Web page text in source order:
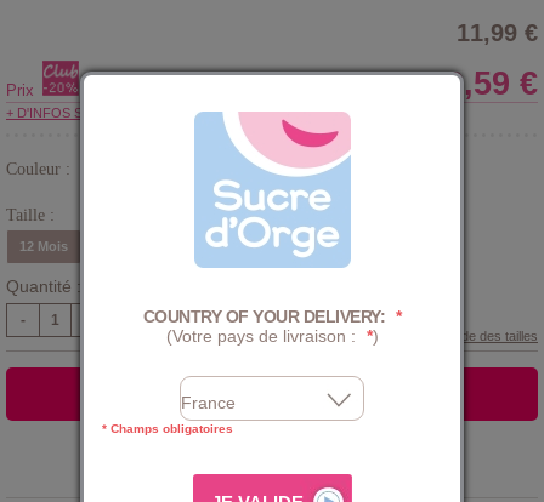
11,99 €
Prix 9,59 €
+ D'INFOS SUR LE CLUB
Couleur :
Taille :
12 Mois 24 Mois
Quantité :
-
Guide des tailles
AJOUTER AU PANIER
COUNTRY OF YOUR DELIVERY: *
(Votre pays de livraison :
*)
* Champs obligatoires